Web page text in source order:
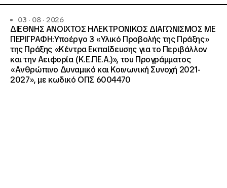
03 · 08 · 2026
ΔΙΕΘΝΗΣ ΑΝΟΙΧΤΟΣ ΗΛΕΚΤΡΟΝΙΚΟΣ ΔΙΑΓΩΝΙΣΜΟΣ ΜΕ
ΠΕΡΙΓΡΑΦΗ:Υποέργο 3 «Υλικό Προβολής της Πράξης»
της Πράξης «Κέντρα Εκπαίδευσης για το Περιβάλλον
και την Αειφορία (Κ.Ε.ΠΕ.Α.)», του Προγράμματος
«Ανθρώπινο Δυναμικό και Κοινωνική Συνοχή 2021-
2027», με κωδικό ΟΠΣ 6004470